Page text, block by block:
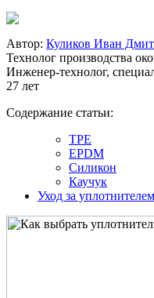
Автор: Куликов Иван
Технолог производства
Инженер-технолог,
27 лет
Содержание статьи:
ТРЕ
EPDM
Силикон
Каучук
Уход за уплотнителем